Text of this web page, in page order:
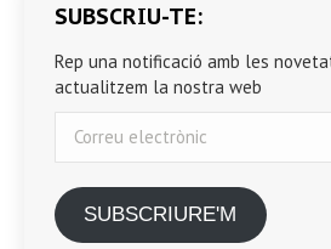
SUBSCRIU-TE:
Rep una notificació amb les
actualitzem la nostra web
electrònic
SUBSCRIURE'M